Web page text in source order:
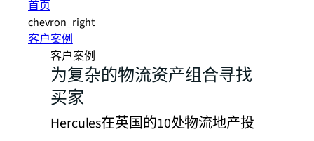
首页
chevron_right
客户案例
客户案例
为复杂的物流资产组合寻找
买家
Hercules在英国的10处物流地产投